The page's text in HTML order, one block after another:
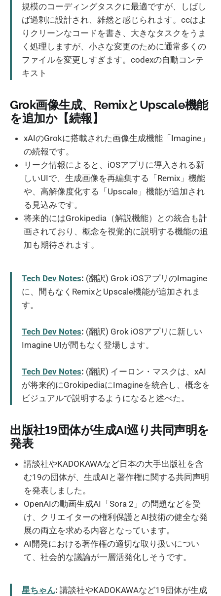
規模のコーディングタスクに最適ですが、しばし
ば過剰に設計され、雑然と感じられます。ccはよ
りクリーンなコードを書き、大きなタスクをうま
く処理しますが、小さな変更のために通常多くの
ファイルを変更しすぎます。codexの自動コンテ
キスト
Grok画像生成、RemixとUpscale機能
を追加か【続報】
xAIのGrokに搭載された画像生成機能「Imagine」
の続報です。
リーク情報によると、iOSアプリに導入される新
しいUIで、生成画像を再編集する「Remix」機能
や、高解像度化する「Upscale」機能が追加され
る見込みです。
将来的にはGrokipedia（解説機能）との統合も計
画されており、概念を視覚的に説明する機能の追
加も期待されます。
Tech Dev Notes: (翻訳) Grok iOSアプリのImagine
に、間もなくRemixとUpscale機能が追加されま
す。
Tech Dev Notes: (翻訳) Grok iOSアプリに新しい
Imagine UIが間もなく登場します。
Tech Dev Notes: (翻訳) イーロン・マスクは、xAI
が将来的にGrokipediaにImagineを統合し、概念を
ビジュアルで説明するようになると述べた。
出版社19団体が生成AI巡り共同声明を
発表
講談社やKADOKAWAなど日本の大手出版社を含
む19の団体が、生成AIと著作権に関する共同声明
を発表しました。
OpenAIの動画生成AI「Sora 2」の問題などを受
け、クリエイターの権利保護とAI技術の健全な発
展の両立を求める内容となっています。
AI開発における著作権の適切な取り扱いについ
て、社会的な議論が一層活発化しそうです。
星ちゃん: 講談社やKADOKAWAなど19団体が生成